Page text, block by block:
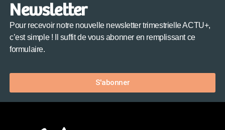
Newsletter
Pour recevoir notre nouvelle newsletter trimestrielle ACTU+,
c’est simple ! Il suffit de vous abonner en remplissant ce
formulaire.
S'abonner